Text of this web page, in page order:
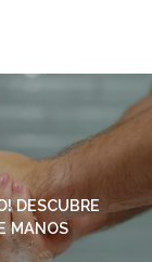
DESCUBRE
MANOS